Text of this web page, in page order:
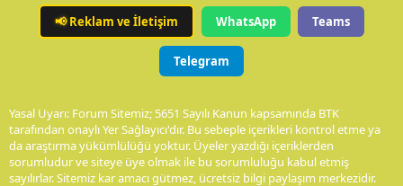
📢Reklam ve İletişim WhatsApp Teams
Telegram
Yasal Uyarı: Forum Sitemiz; 5651 Sayılı Kanun kapsamında BTK
tarafından onaylı Yer Sağlayıcı'dır. Bu sebeple içerikleri kontrol etme ya
da araştırma yükümlülüğü yoktur. Üyeler yazdığı içeriklerden
sorumludur ve siteye üye olmak ile bu sorumluluğu kabul etmiş
sayılırlar. Sitemiz kar amacı gütmez, ücretsiz bilgi paylaşım merkezidir.